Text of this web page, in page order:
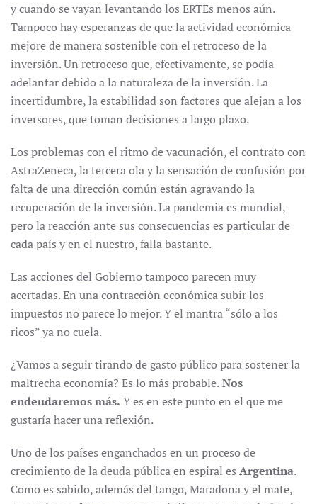
y cuando se vayan levantando los ERTEs menos aún.
Tampoco hay esperanzas de que la actividad económica
mejore de manera sostenible con el retroceso de la
inversión. Un retroceso que, efectivamente, se podía
adelantar debido a la naturaleza de la inversión. La
incertidumbre, la estabilidad son factores que alejan a los
inversores, que toman decisiones a largo plazo.
Los problemas con el ritmo de vacunación, el contrato con
AstraZeneca, la tercera ola y la sensación de confusión por
falta de una dirección común están agravando la
recuperación de la inversión. La pandemia es mundial,
pero la reacción ante sus consecuencias es particular de
cada país y en el nuestro, falla bastante.
Las acciones del Gobierno tampoco parecen muy
acertadas. En una contracción económica subir los
impuestos no parece lo mejor. Y el mantra “sólo a los
ricos” ya no cuela.
¿Vamos a seguir tirando de gasto público para sostener la
maltrecha economía? Es lo más probable.Nos
endeudaremos más. Y es en este punto en el que me
gustaría hacer una reflexión.
Uno de los países enganchados en un proceso de
crecimiento de la deuda pública en espiral es Argentina.
Como es sabido, además del tango, Maradona y el mate,